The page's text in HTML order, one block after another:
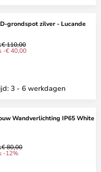
grondspot zilver - Lucande
€ 110,00
-€ 40,00
3 - 6 werkdagen
Wandverlichting IP65 White
€ 80,00
-12%